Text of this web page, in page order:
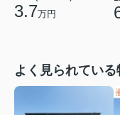
3.7万円
よく見られている